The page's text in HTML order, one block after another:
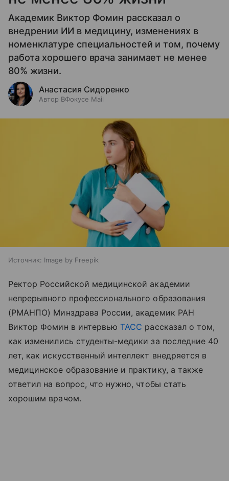
Академик Виктор Фомин рассказал о
внедрении ИИ в медицину, изменениях в
номенклатуре специальностей и том, почему
работа хорошего врача занимает не менее
80% жизни.
Анастасия Сидоренко
Автор ВФокусе Mail
Источник: Image by Freepik
Ректор Российской медицинской академии
непрерывного профессионального образования
(РМАНПО) Минздрава России, академик РАН
Виктор Фомин в интервью ТАСС рассказал о том,
как изменились студенты-медики за последние 40
лет, как искусственный интеллект внедряется в
медицинское образование и практику, а также
ответил на вопрос, что нужно, чтобы стать
хорошим врачом.